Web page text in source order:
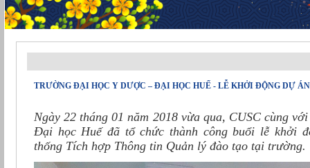
TRƯỜNG ĐẠI HỌC Y DƯỢC – ĐẠI HỌC HUẾ - LỄ KHỞI ĐỘNG DỰ
Ngày 22 tháng 01 năm 2018 vừa qua, CUSC cùng
Đại học Huế đã tổ chức thành công buổi lễ khởi
thống Tích hợp Thông tin Quản lý đào tạo tại trường.